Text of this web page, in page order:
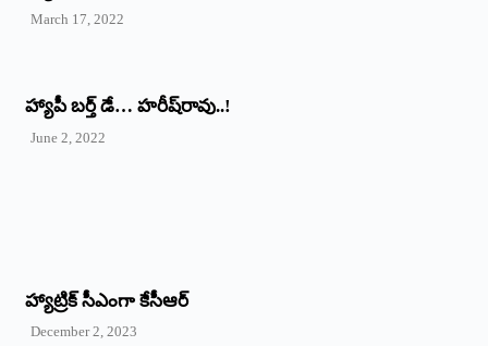
March 17, 2022
హ్యాపీ బర్త్ ‌డే… హరీష్‌రావు..!
June 2, 2022
హ్యాట్రిక్‌ ‌సీఎంగా కేసీఆర్‌
December 2, 2023